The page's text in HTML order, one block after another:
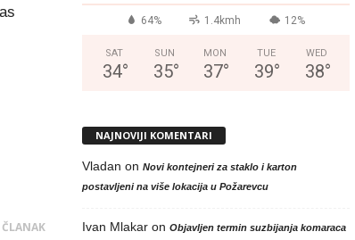
ČLANAK
64% 1.4kmh 12%
SAT
34°
SUN
35°
MON
37°
TUE
39°
WED
38°
NAJNOVIJI KOMENTARI
Vladan on Novi kontejneri za staklo i karton
postavljeni na više lokacija u Požarevcu
Ivan Mlakaron Objavljen termin suzbijanja komaraca